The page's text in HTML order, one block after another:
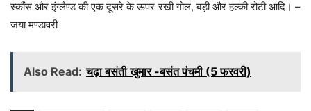
स्कौंस और इंग्लैण्ड की एक दूसरे के ऊपर रखी गोल, बड़ी और हल्की रोटी आदि। –
जया मण्डावरी
Also Read: चढ़ा बसंती खुमार -बसंत पंचमी (5 फरवरी)